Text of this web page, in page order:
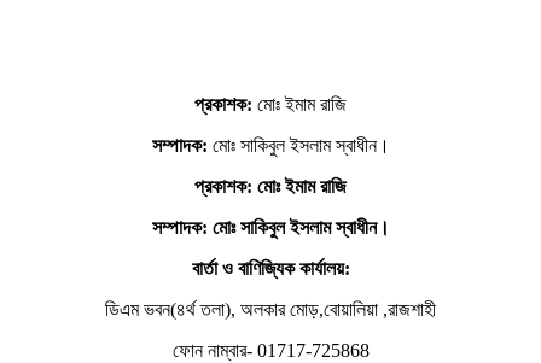
প্রকাশক: মোঃ ইমাম রাজি
সম্পাদক: মোঃ সাকিবুল ইসলাম স্বাধীন।
প্রকাশক: মোঃ ইমাম রাজি
সম্পাদক: মোঃ সাকিবুল ইসলাম স্বাধীন।
বার্তা ও বাণিজ্যিক কার্যালয়:
ডিএম ভবন(৪র্থ তলা), অলকার মোড়,বোয়ালিয়া ,রাজশাহী
ফোন নাম্বার- 01717-725868